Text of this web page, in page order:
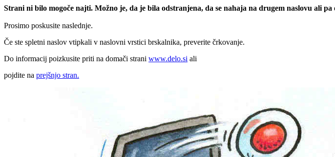
Strani ni bilo mogoče najti. Možno je, da je bila odstranjena, da se nahaja na drugem naslovu ali
Prosimo poskusite naslednje.
Če ste spletni naslov vtipkali v naslovni vrstici brskalnika, preverite črkovanje.
Do informacij poizkusite priti na domači strani www.delo.si ali
pojdite na prejšnjo stran.